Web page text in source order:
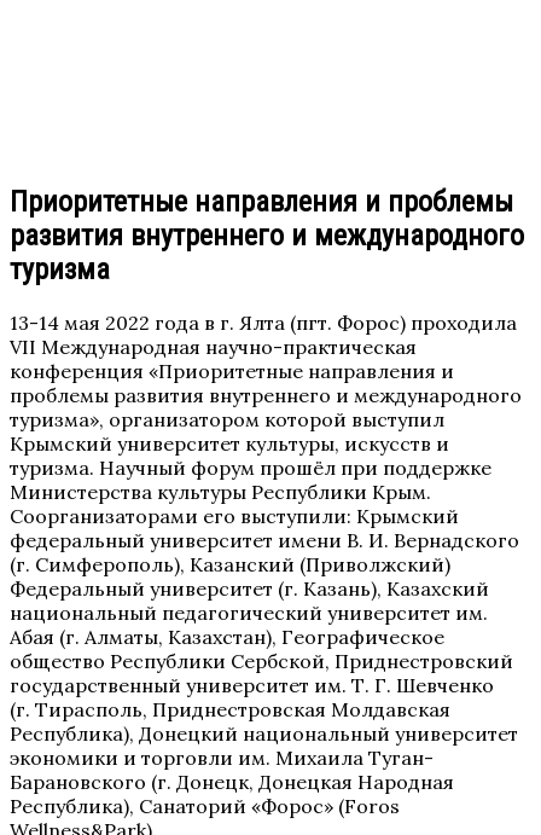
Приоритетные направления и проблемы
развития внутреннего и международного
туризма
13-14 мая 2022 года в г. Ялта (пгт. Форос) проходила
VII Международная научно-практическая
конференция «Приоритетные направления и
проблемы развития внутреннего и международного
туризма», организатором которой выступил
Крымский университет культуры, искусств и
туризма. Научный форум прошёл при поддержке
Министерства культуры Республики Крым.
Соорганизаторами его выступили: Крымский
федеральный университет имени В. И. Вернадского
(г. Симферополь), Казанский (Приволжский)
Федеральный университет (г. Казань), Казахский
национальный педагогический университет им.
Абая (г. Алматы, Казахстан), Географическое
общество Республики Сербской, Приднестровский
государственный университет им. Т. Г. Шевченко
(г. Тирасполь, Приднестровская Молдавская
Республика), Донецкий национальный университет
экономики и торговли им. Михаила Туган-
Барановского (г. Донецк, Донецкая Народная
Республика), Санаторий «Форос» (Foros
Wellness&Park).